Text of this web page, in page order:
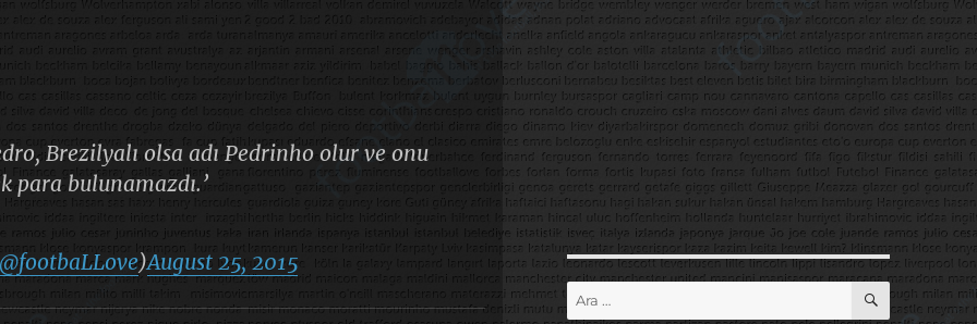
Brezilyalı olsa adı Pedrinho olur ve onu
para bulunamazdı.’
)August 25, 2015
Ara: ARA